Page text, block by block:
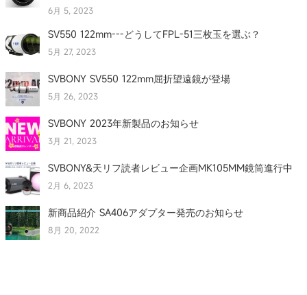
6月 5, 2023
SV550 122mm---どうしてFPL-51三枚玉を選ぶ？
5月 27, 2023
SVBONY SV550 122mm屈折望遠鏡が登場
5月 26, 2023
SVBONY 2023年新製品のお知らせ
3月 21, 2023
SVBONY&天リフ読者レビュー企画MK105MM鏡筒進行中
2月 6, 2023
新商品紹介 SA406アダプター発売のお知らせ
8月 20, 2022